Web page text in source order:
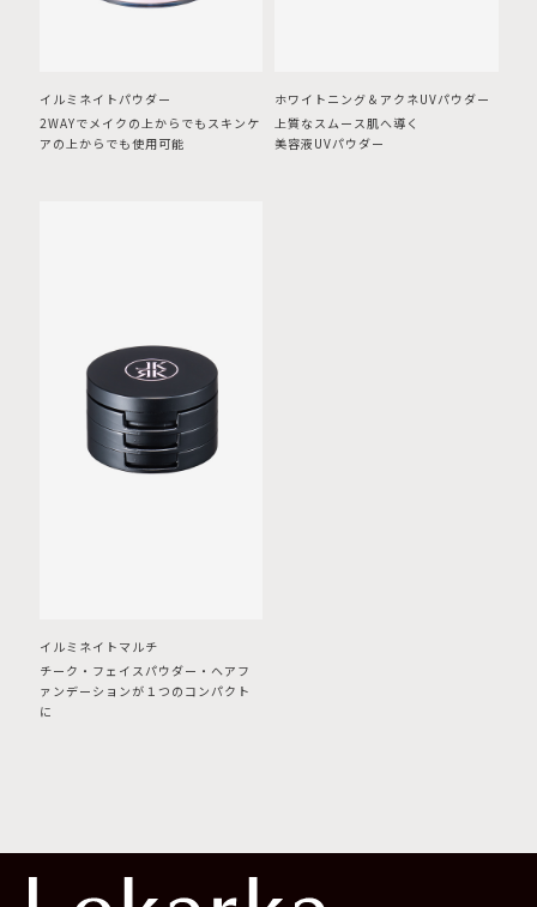
イルミネイトパウダー
2WAYでメイクの上からでもスキンケ
アの上からでも使用可能
ホワイトニング＆アクネUVパウダー
上質なスムース肌へ導く
美容液UVパウダー
イルミネイトマルチ
チーク・フェイスパウダー・ヘアフ
ァンデーションが１つのコンパクト
に